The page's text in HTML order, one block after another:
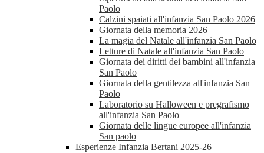
Paolo
Calzini spaiati all'infanzia San Paolo 2026
Giornata della memoria 2026
La magia del Natale all'infanzia San Paolo
Letture di Natale all'infanzia San Paolo
Giornata dei diritti dei bambini all'infanzia
San Paolo
Giornata della gentilezza all'infanzia San
Paolo
Laboratorio su Halloween e pregrafismo
all'infanzia San Paolo
Giornata delle lingue europee all'infanzia
San paolo
Esperienze Infanzia Bertani 2025-26